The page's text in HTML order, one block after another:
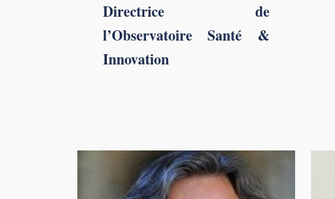
Directrice de
l’Observatoire Santé &
Innovation